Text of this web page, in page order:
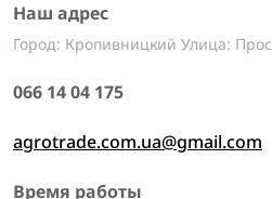
Наш адрес
Город: Кропивницкий Улица:
066 14 04 175
agrotrade.com.ua@gmail.com
Время работы